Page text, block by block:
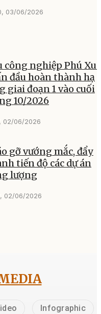
03/06/2026
công nghiệp Phú
đầu hoàn thành hạ
giai đoạn 1 vào cuối
10/2026
02/06/2026
gỡ vướng mắc, đẩy
tiến độ các dự án
lượng
02/06/2026
Infographic